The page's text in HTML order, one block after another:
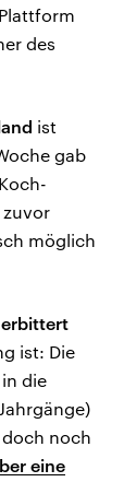
des
ist
gab
zuvor
möglich
ist: Die
die
noch
eine